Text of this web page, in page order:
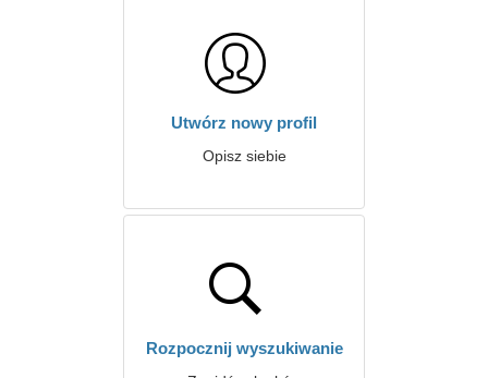
Utwórz nowy profil
Opisz siebie
Rozpocznij wyszukiwanie